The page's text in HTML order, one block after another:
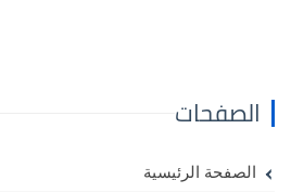
الصفحات
الصفحة الرئيسية